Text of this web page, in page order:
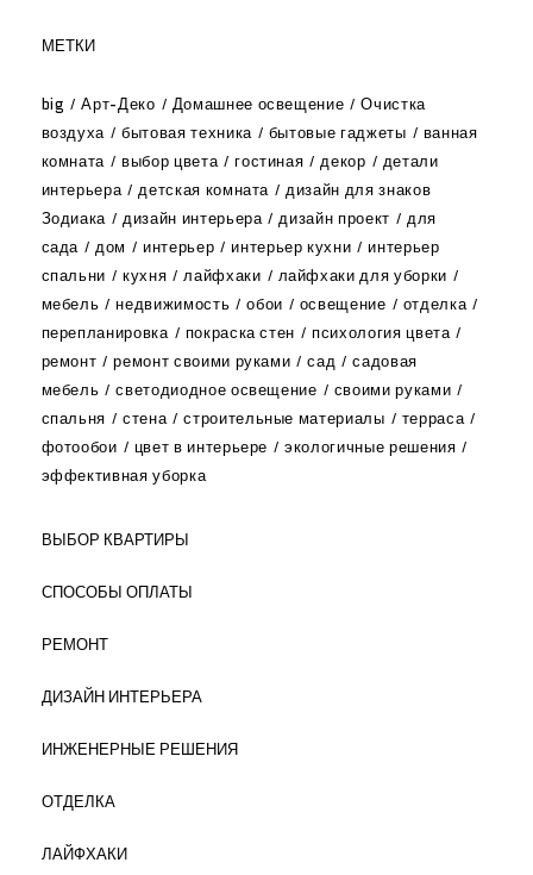
МЕТКИ
big Арт-Деко Домашнее освещение
Очистка
воздуха
бытовая техника бытовые гаджеты
ванная
комната
выбор цвета гостиная декор
детали
интерьера
детская комната
дизайн для знаков
Зодиака
дизайн интерьера дизайн проект
для
сада
дом интерьер интерьер кухни
интерьер
спальни
кухня лайфхаки
лайфхаки для уборки
мебель
недвижимость обои освещение
отделка
перепланировка
покраска стен
психология цвета
ремонт
ремонт своими руками сад
садовая
мебель
светодиодное освещение
своими руками
спальня
стена строительные материалы
терраса
фотообои
цвет в интерьере
экологичные решения
эффективная уборка
ВЫБОР КВАРТИРЫ
СПОСОБЫ ОПЛАТЫ
РЕМОНТ
ДИЗАЙН ИНТЕРЬЕРА
ИНЖЕНЕРНЫЕ РЕШЕНИЯ
ОТДЕЛКА
ЛАЙФХАКИ